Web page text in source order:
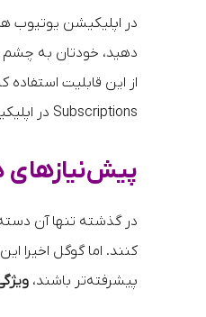
در اپلیکیشن یوتیوب
دهید، خودتان به چشم
Subscriptions در اپلیکیشن یوتیوب هم مشاهده کرد. در این صفحه صرفا پست‌های کانال‌هایی را می‌بینید که مشترک آن‌ها شده‌اید.
پیش‌نیازهای
کنند. اما گوگل اخیرا
پیشرفته‌تر باشند،